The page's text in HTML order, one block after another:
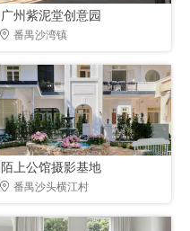
广州紫泥堂创意园
番禺沙湾镇
陌上公馆摄影基地
番禺沙头横江村